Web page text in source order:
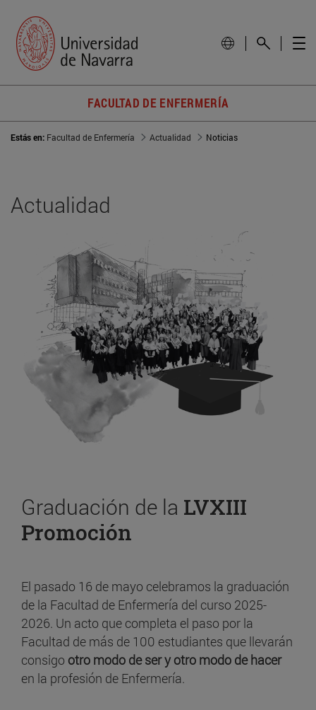
FACULTAD DE ENFERMERÍA
Estás en: Facultad de Enfermería Actualidad Noticias
Actualidad
Graduación de la LVXIII
Promoción
El pasado 16 de mayo celebramos la graduación
de la Facultad de Enfermería del curso 2025-
2026. Un acto que completa el paso por la
Facultad de más de 100 estudiantes que llevarán
consigo otro modo de ser y otro modo de hacer
en la profesión de Enfermería.